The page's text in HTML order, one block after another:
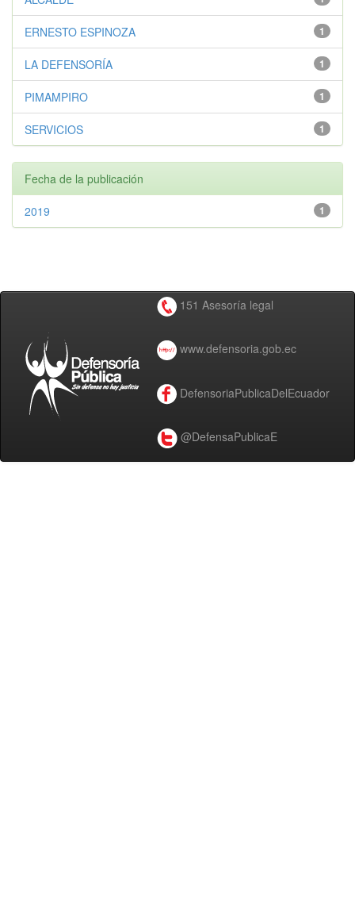
1
ERNESTO ESPINOZA
1
LA DEFENSORÍA
1
PIMAMPIRO
1
SERVICIOS
Fecha de la publicación
1
2019
151 Asesoría legal
www.defensoria.gob.ec
DefensoriaPublicaDelEcuador
@DefensaPublicaE